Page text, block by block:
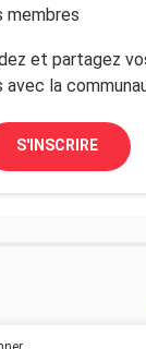
membres
et partagez
avec la
S'INSCRIRE